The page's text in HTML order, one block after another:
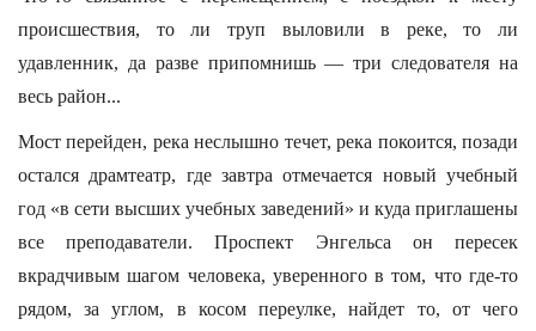
происшествия, то ли труп выловили в реке, то ли
удавленник, да разве припомнишь — три следователя на
весь район...
Мост перейден, река неслышно течет, река покоится, позади
остался драмтеатр, где завтра отмечается новый учебный
год «в сети высших учебных заведений» и куда приглашены
все преподаватели. Проспект Энгельса он пересек
вкрадчивым шагом человека, уверенного в том, что где-то
рядом, за углом, в косом переулке, найдет то, от чего